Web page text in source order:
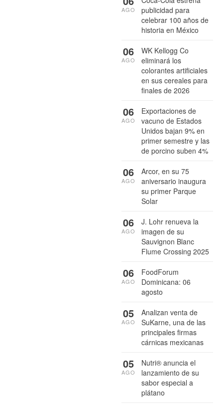
publicidad para
celebrar 100 años de
historia en México
AGO
WK Kellogg Co
eliminará los
colorantes artificiales
en sus cereales para
finales de 2026
06
AGO
Exportaciones de
vacuno de Estados
Unidos bajan 9% en
primer semestre y las
de porcino suben 4%
06
AGO
Arcor, en su 75
aniversario inaugura
su primer Parque
Solar
06
AGO
J. Lohr renueva la
imagen de su
Sauvignon Blanc
Flume Crossing 2025
06
AGO
FoodForum
Dominicana: 06
agosto
06
AGO
Analizan venta de
SuKarne, una de las
principales firmas
cárnicas mexicanas
05
AGO
Nutri® anuncia el
lanzamiento de su
sabor especial a
plátano
05
AGO